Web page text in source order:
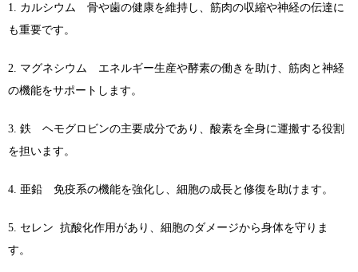
1. カルシウム 骨や歯の健康を維持し、筋肉の収縮や神経の伝達に
も重要です。
2. マグネシウム エネルギー生産や酵素の働きを助け、筋肉と神経
の機能をサポートします。
3. 鉄 ヘモグロビンの主要成分であり、酸素を全身に運搬する役割
を担います。
4. 亜鉛 免疫系の機能を強化し、細胞の成長と修復を助けます。
5. セレン 抗酸化作用があり、細胞のダメージから身体を守りま
す。